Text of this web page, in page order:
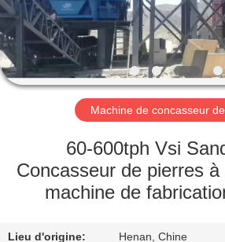
VR
SHOW
AU
NOUS
Machine de concasseur
60-600tph Vsi
Concasseur de pierres
machine de
Lieu d'origine: Henan, Chine